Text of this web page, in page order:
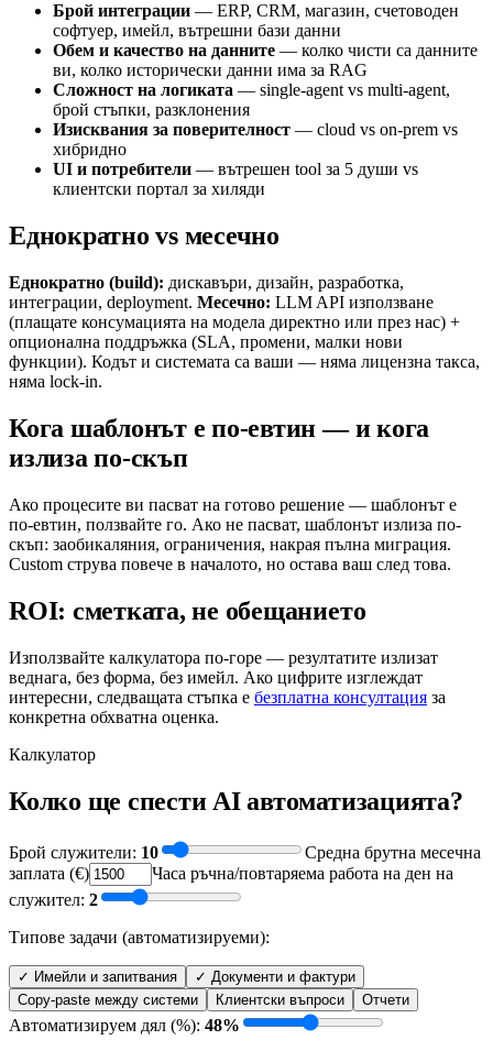
Брой интеграции — ERP, CRM, магазин, счетоводен
софтуер, имейл, вътрешни бази данни
Обем и качество на данните — колко чисти са данните
ви, колко исторически данни има за RAG
Сложност на логиката — single-agent vs multi-agent,
брой стъпки, разклонения
Изисквания за поверителност — cloud vs on-prem vs
хибридно
UI и потребители — вътрешен tool за 5 души vs
клиентски портал за хиляди
Еднократно vs месечно
Еднократно (build): дискавъри, дизайн, разработка,
интеграции, deployment. Месечно: LLM API използване
(плащате консумацията на модела директно или през нас) +
опционална поддръжка (SLA, промени, малки нови
функции). Кодът и системата са ваши — няма лицензна такса,
няма lock-in.
Кога шаблонът е по-евтин — и кога
излиза по-скъп
Ако процесите ви пасват на готово решение — шаблонът е
по-евтин, ползвайте го. Ако не пасват, шаблонът излиза по-
скъп: заобикаляния, ограничения, накрая пълна миграция.
Custom струва повече в началото, но остава ваш след това.
ROI: сметката, не обещанието
Използвайте калкулатора по-горе — резултатите излизат
веднага, без форма, без имейл. Ако цифрите изглеждат
интересни, следващата стъпка е безплатна консултация за
конкретна обхватна оценка.
Калкулатор
Колко ще спести AI автоматизацията?
Брой служители: 10
Средна брутна месечна
заплата (€)
Часа ръчна/повтаряема работа на ден на
служител: 2
Типове задачи (автоматизируеми):
✓ Имейли и запитвания ✓ Документи и фактури
Copy-paste между системи
Клиентски въпроси Отчети
Автоматизируем дял (%): 48%